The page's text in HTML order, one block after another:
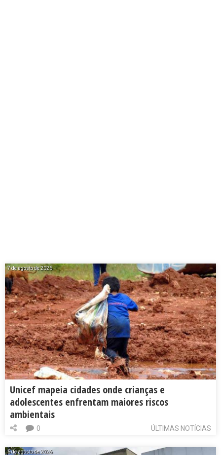
7 de agosto de 2026
Unicef mapeia cidades onde crianças e
adolescentes enfrentam maiores riscos
ambientais
ÚLTIMAS NOTÍCIAS
0
6 de agosto de 2026